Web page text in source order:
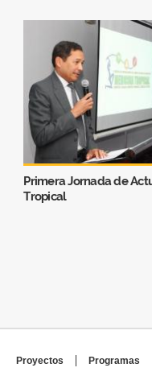
Primera Jornada de
Tropical
Proyectos Programas